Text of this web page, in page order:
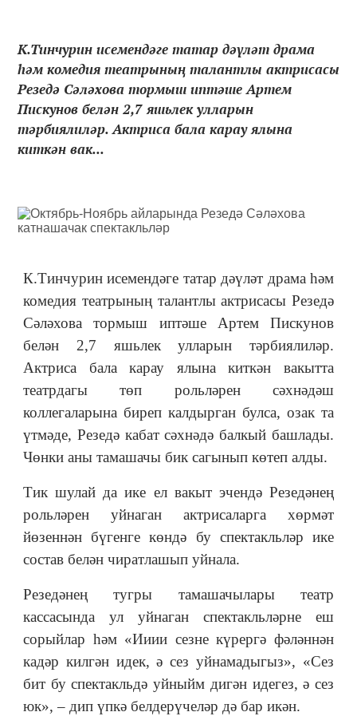
К.Тинчурин исемендәге татар дәүләт драма
һәм комедия театрының талантлы актрисасы
Резедә Сәләхова тормыш иптәше Артем
Пискунов белән 2,7 яшьлек улларын
тәрбиялиләр. Актриса бала карау ялына
киткән вак...
К.Тинчурин исемендәге татар дәүләт драма һәм
комедия театрының талантлы актрисасы Резедә
Сәләхова тормыш иптәше Артем Пискунов
белән 2,7 яшьлек улларын тәрбиялиләр.
Актриса бала карау ялына киткән вакытта
театрдагы төп рольләрен сәхнәдәш
коллегаларына биреп калдырган булса, озак та
үтмәде, Резедә кабат сәхнәдә балкый башлады.
Чөнки аны тамашачы бик сагынып көтеп алды.
Тик шулай да ике ел вакыт эчендә Резедәнең
рольләрен уйнаган актрисаларга хөрмәт
йөзеннән бүгенге көндә бу спектакльләр ике
состав белән чиратлашып уйнала.
Резедәнең тугры тамашачылары театр
кассасында ул уйнаган спектакльләрне еш
сорыйлар һәм «Ииии сезне күрергә фәләннән
кадәр килгән идек, ә сез уйнамадыгыз», «Сез
бит бу спектакльдә уйныйм дигән идегез, ә сез
юк», – дип үпкә белдерүчеләр дә бар икән.